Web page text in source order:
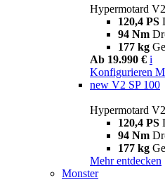
Hypermotard
120,4 PS
94 Nm
177 kg
Ab 19.990 € i
Konfigurieren
new V2 SP 100
Hypermotard
120,4 PS
94 Nm
177 kg
Mehr entdecken
Monster